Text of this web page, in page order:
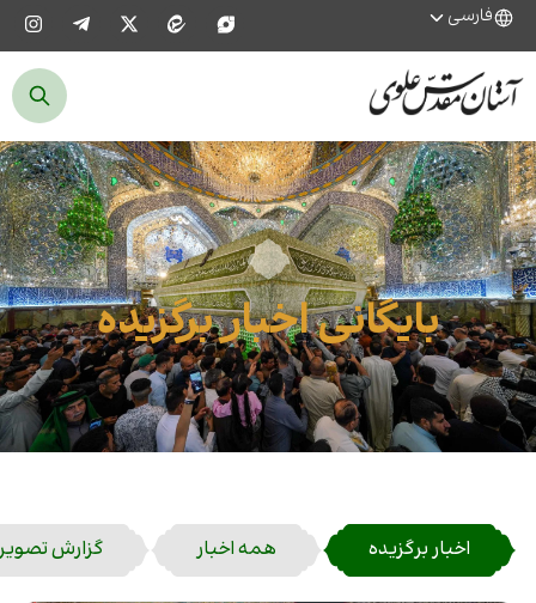
فارسی
بایگانی اخبار برگزیده
اخبار برگزیده همه اخبار گزارش